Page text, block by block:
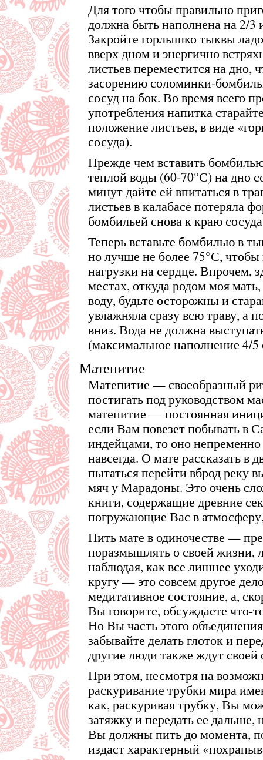
Для того чтобы правильно
должна быть наполнена на 2/3
Закройте горлышко тыквы
вверх дном и энергично
листьев переместится на дно,
засорению соломинки-
сосуд на бок. Во время всего
употребления напитка
положение листьев, в виде
сосуда).
Прежде чем вставить
теплой воды (60-70°С) на дно
минут дайте ей впитаться в
листьев в калабасе потеряла
бомбильей снова к краю
Теперь вставьте бомбилью в
но лучше не более 75°С, чтобы
нагрузки на сердце. Впрочем,
местах, откуда родом моя
воду, будьте осторожны и
увлажняла сразу всю траву, а
вниз. Вода не должна
(максимальное наполнение 4/5
Матепитие
Матепитие — своеобразный
постигать под руководством
матепитие — постоянная
если Вам повезет побывать в
индейцами, то оно
навсегда. О мате рассказать в
пытаться перейти вброд реку
мяч у Марадоны. Это очень
книги, содержащие древние
погружающие Вас в
Пить мате в одиночестве —
поразмышлять о своей жизни,
наблюдая, как все лишнее
кругу — это совсем другое
медитативное состояние, а,
Вы говорите, обсуждаете что-
Но Вы часть этого
забывайте делать глоток и
другие люди также ждут своей
При этом, несмотря на
раскуривание трубки мира
как, раскуривая трубку, Вы
затяжку и передать ее дальше,
Вы должны пить до момента,
издаст характерный